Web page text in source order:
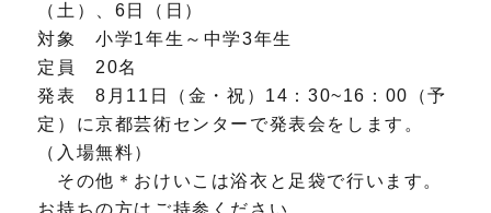
（土）、6日（日）
対象 小学1年生～中学3年生
定員 20名
発表 8月11日（金・祝）14：30~16：00（予
定）に京都芸術センターで発表会をします。
（入場無料）
その他＊おけいこは浴衣と足袋で行います。